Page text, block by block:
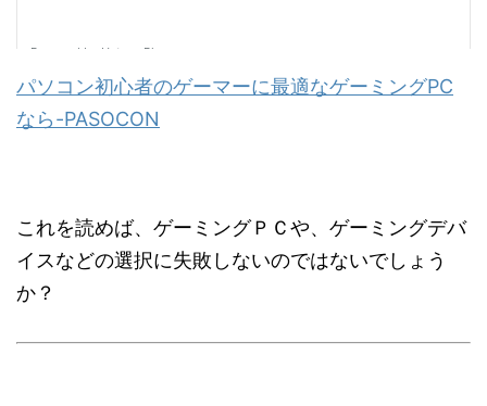
パソコン初心者のゲーマーに最適なゲーミングPC
なら-PASOCON
これを読めば、ゲーミングＰＣや、ゲーミングデバ
イスなどの選択に失敗しないのではないでしょう
か？